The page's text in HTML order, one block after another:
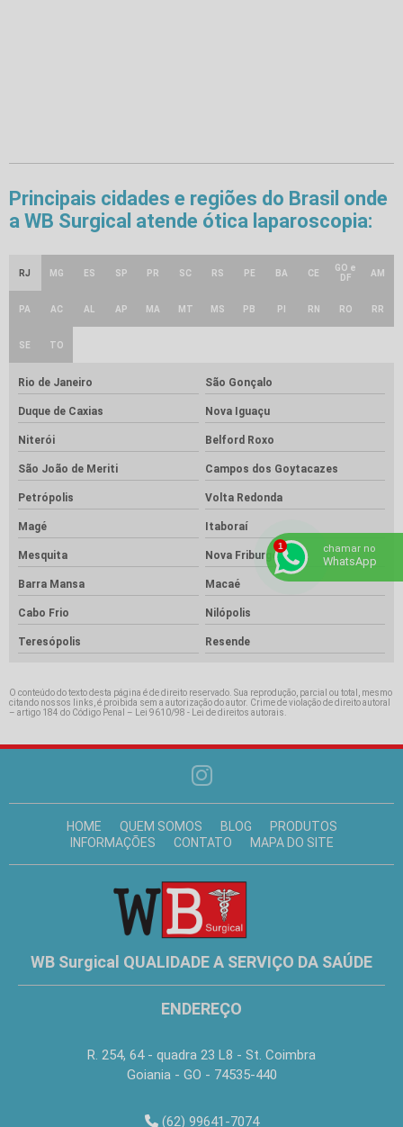
Principais cidades e regiões do Brasil onde
a WB Surgical atende ótica laparoscopia:
RJ MG ES SP PR SC RS PE BA CE
GO e
DF
AM
PA AC AL AP MA MT MS PB PI RN RO RR
SE TO
Rio de Janeiro São Gonçalo
Duque de Caxias Nova Iguaçu
Niterói Belford Roxo
São João de Meriti Campos dos Goytacazes
Petrópolis Volta Redonda
Magé Itaboraí
Mesquita Nova Friburgo
Barra Mansa Macaé
Cabo Frio Nilópolis
Teresópolis Resende
O conteúdo do texto desta página é de direito reservado. Sua reprodução, parcial ou total, mesmo
citando nossos links, é proibida sem a autorização do autor. Crime de violação de direito autoral
– artigo 184 do Código Penal – Lei 9610/98 - Lei de direitos autorais.
HOME QUEM SOMOS BLOG
PRODUTOS
INFORMAÇÕES
CONTATO MAPA DO SITE
WB Surgical QUALIDADE A SERVIÇO DA SAÚDE
ENDEREÇO
R. 254, 64 - quadra 23 L8 - St. Coimbra
Goiania - GO - 74535-440
(62) 99641-7074
chamar no
WhatsApp